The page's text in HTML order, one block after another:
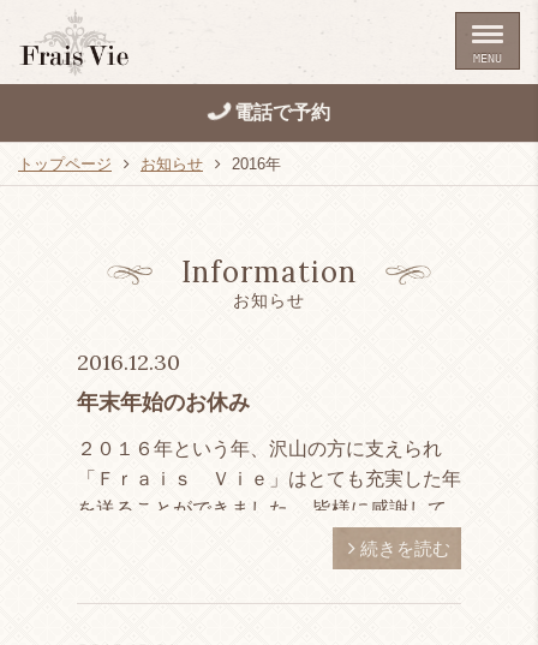
電話で予約
トップページ お知らせ 2016年
Information
お知らせ
2016.12.30
年末年始のお休み
２０１６年という年、沢山の方に支えられ
「Ｆｒａｉｓ Ｖｉｅ」はとても充実した年
を送ることができました。 皆様に感謝して
おります。。。 年末年始のお休みは １２
月３１日（土）～１月５日（木）までいただ
いております。 ２０１ […]
続きを読む
MENU